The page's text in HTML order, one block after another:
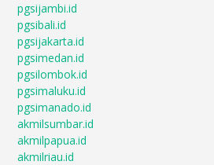
pgsijambi.id
pgsibali.id
pgsijakarta.id
pgsimedan.id
pgsilombok.id
pgsimaluku.id
pgsimanado.id
akmilsumbar.id
akmilpapua.id
akmilriau.id